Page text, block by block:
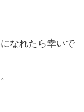
なれたら幸いで